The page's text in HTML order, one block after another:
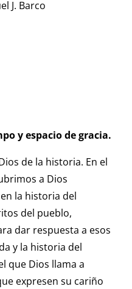
J. Barco
y espacio de gracia.
de la historia. En el
a Dios
la historia del
del pueblo,
dar respuesta a esos
y la historia del
que Dios llama a
expresen su cariño